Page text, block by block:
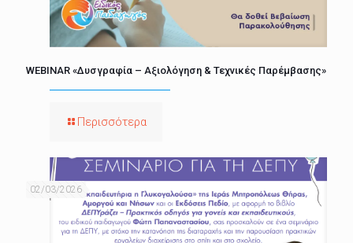
WEBINAR «Δυσγραφία – Αξιολόγηση & Τεχνικές Παρέμβασης»
Περισσότερα
02/03/2026